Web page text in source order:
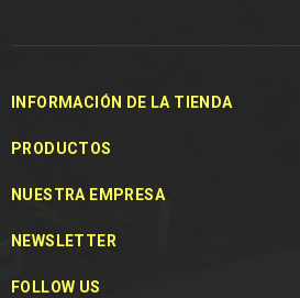
INFORMACIÓN DE LA TIENDA
PRODUCTOS
NUESTRA EMPRESA
NEWSLETTER
FOLLOW US